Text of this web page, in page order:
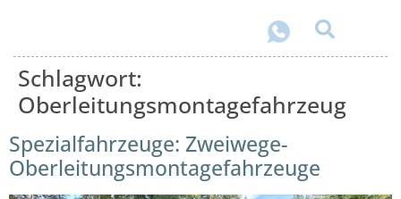
Schlagwort:
Oberleitungsmontagefahrzeug
Spezialfahrzeuge: Zweiwege-
Oberleitungsmontagefahrzeuge